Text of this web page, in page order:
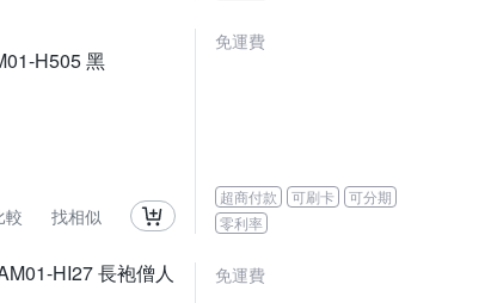
H505 黑
較 找相似
免運費
超商付款 可刷卡
可分期
零利率
HI27 長袍僧人 免運費